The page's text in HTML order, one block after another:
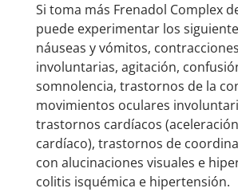
Si toma más Frenadol Complex
puede experimentar los
náuseas y vómitos,
involuntarias, agitación,
somnolencia, trastornos de la
movimientos oculares
trastornos cardíacos
cardíaco), trastornos de
con alucinaciones visuales e
colitis isquémica e hipertensión.